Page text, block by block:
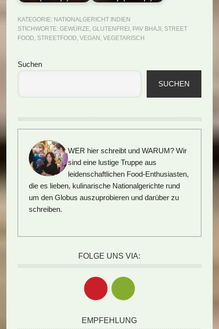
KATEGORIE: NATIONALGERICHT INDIEN
STICHWORTE: GEWÜRZE, GLUTENFREI , PAV BHAJI , STREET
FOOD, STREETFOOD, VEGAN , VEGETARISCH
Seitenspalte
Suchen
SUCHEN
WER hier schreibt und WARUM? Wir
sind eine lustige Truppe aus
leidenschaftlichen Food-Enthusiasten,
die es lieben, kulinarische Nationalgerichte rund
um den Globus auszuprobieren und darüber zu
schreiben.
FOLGE UNS VIA:
EMPFEHLUNG